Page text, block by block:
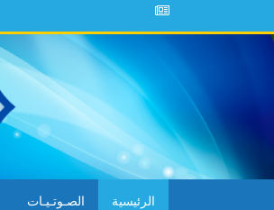
الرئيسية الصـوتـيـات